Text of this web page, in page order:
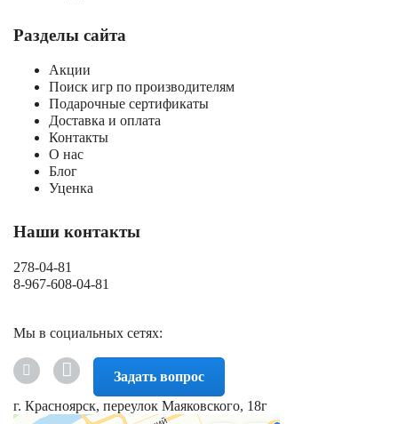
Разделы сайта
Акции
Поиск игр по производителям
Подарочные сертификаты
Доставка и оплата
Контакты
О нас
Блог
Уценка
Наши контакты
278-04-81
8-967-608-04-81
Мы в социальных сетях:
Задать вопрос
г. Красноярск, переулок Маяковского, 18г